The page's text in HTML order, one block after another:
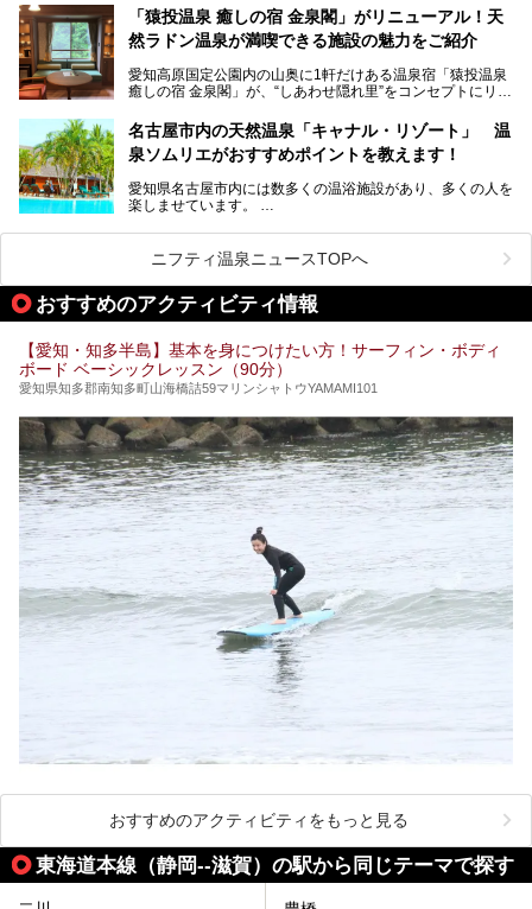
お好みの温泉施設を見つけて楽しんでくださいね。
「名古屋駅周辺ってサウナが少ないよね」という声をよく耳
にするだけあり、アクセスの良さにも胸が高鳴ります。
今回は普段は男性専用となっているパブリックサウナが、女
さっそく取材してきました！
「猿投温泉 癒しの宿 金泉閣」がリニューアル！天
然ラドン温泉が満喫できる施設の魅力をご紹介
愛知高原国定公園内の山奥に1軒だけある温泉宿「猿投温泉
癒しの宿 金泉閣」が、“しあわせ隠れ里”をコンセプトにリニ
天然ラドン温泉が堪能できるお風呂や、新設・改装された客
室、地元の食材と温泉水で作られたお料理……。
ご紹介します。
名古屋市内の天然温泉「キャナル・リゾート」 温
泉ソムリエがおすすめポイントを教えます！
愛知県名古屋市内には数多くの温浴施設があり、多くの人を
楽しませています。
ムリエの目線で紹介していきます！
名古屋市内にはスーパー銭湯や日帰り温泉が多く、「どこに
行こうかな？」と悩んでしまう方も多いと思います。
ぜひこの記事を参考にして「キャナル・リゾート」に出かけ
てみるのはいかがでしょうか？
ニフティ温泉ニュースTOPへ
おすすめのアクティビティ情報
【愛知・知多半島】基本を身につけたい方！サーフィン・ボディ
ボード ベーシックレッスン（90分）
愛知県知多郡南知多町山海橋詰59マリンシャトウYAMAMI101
おすすめのアクティビティをもっと見る
東海道本線（静岡--滋賀）の駅から同じテーマで探す